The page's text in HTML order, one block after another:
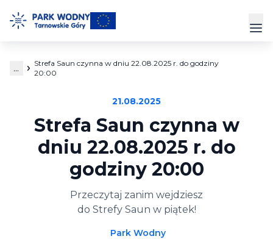
do
Park Wodny
Hala Sportowa
Strefa Klienta
...
Strefa Saun czynna w dniu 22.08.2025 r. do godziny
20:00
21.08.2025
Strefa Saun czynna w
dniu 22.08.2025 r. do
godziny 20:00
Przeczytaj zanim wejdziesz
do Strefy Saun w piątek!
Park Wodny